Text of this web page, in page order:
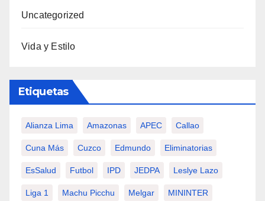
Uncategorized
Vida y Estilo
Etiquetas
Alianza Lima Amazonas APEC Callao
Cuna Más Cuzco Edmundo Eliminatorias
EsSalud Futbol IPD JEDPA Leslye Lazo
Liga 1 Machu Picchu Melgar MININTER